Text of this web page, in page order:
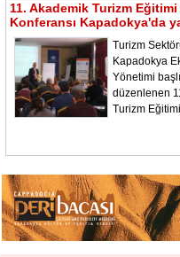
11. Akademik Turizm Eğitimi
Konferansı Kapadokya'da
Turizm
Kapadokya
Yönetimi
düzenlenen
Turizm